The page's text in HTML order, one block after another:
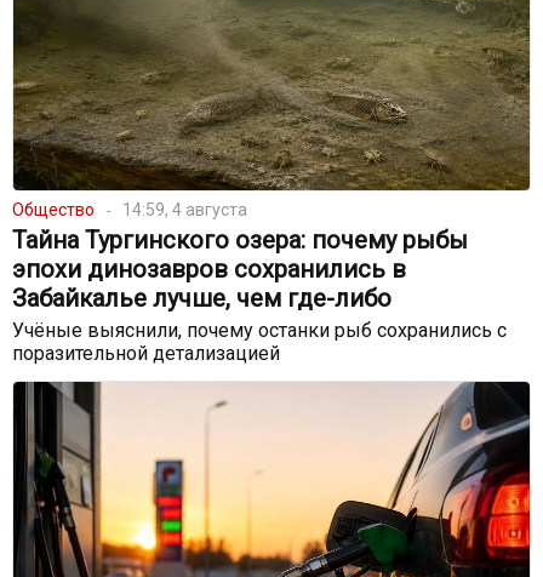
Общество 14:59, 4 августа
Тайна Тургинского озера: почему рыбы
эпохи динозавров сохранились в
Забайкалье лучше, чем где-либо
Учёные выяснили, почему останки рыб сохранились с
поразительной детализацией